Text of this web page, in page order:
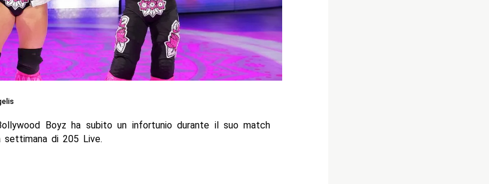
Boyz ha subito un infortunio durante il suo match
settimana di 205 Live.